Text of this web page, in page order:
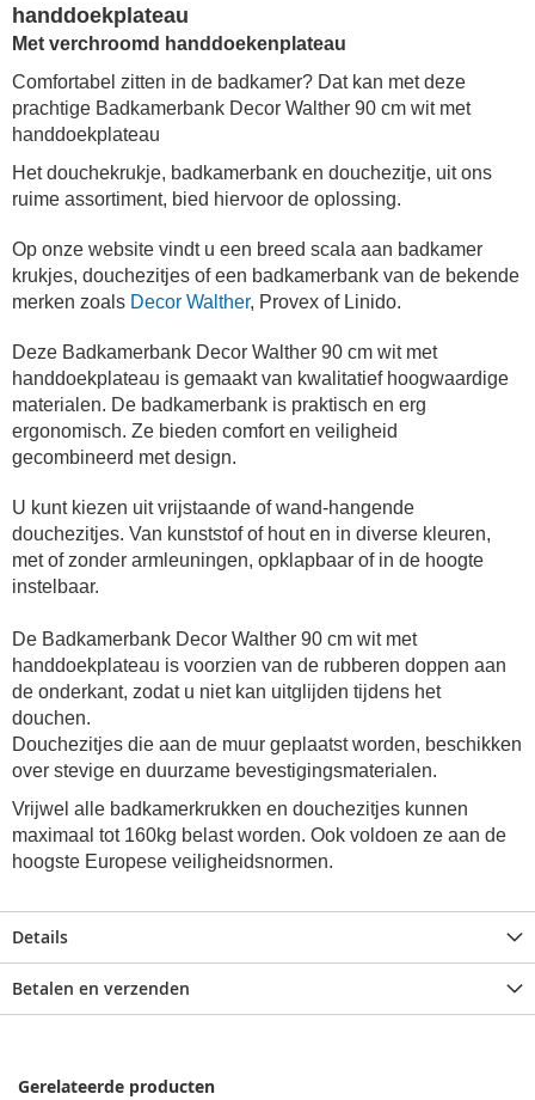
handdoekplateau
Met verchroomd handdoekenplateau
Comfortabel zitten in de badkamer? Dat kan met deze
prachtige Badkamerbank Decor Walther 90 cm wit met
handdoekplateau
Het douchekrukje, badkamerbank en douchezitje, uit ons
ruime assortiment, bied hiervoor de oplossing.
Op onze website vindt u een breed scala aan badkamer
krukjes, douchezitjes of een badkamerbank van de bekende
merken zoals Decor Walther, Provex of Linido.
Deze Badkamerbank Decor Walther 90 cm wit met
handdoekplateau is gemaakt van kwalitatief hoogwaardige
materialen. De badkamerbank is praktisch en erg
ergonomisch. Ze bieden comfort en veiligheid
gecombineerd met design.
U kunt kiezen uit vrijstaande of wand-hangende
douchezitjes. Van kunststof of hout en in diverse kleuren,
met of zonder armleuningen, opklapbaar of in de hoogte
instelbaar.
De Badkamerbank Decor Walther 90 cm wit met
handdoekplateau is voorzien van de rubberen doppen aan
de onderkant, zodat u niet kan uitglijden tijdens het
douchen.
Douchezitjes die aan de muur geplaatst worden, beschikken
over stevige en duurzame bevestigingsmaterialen.
Vrijwel alle badkamerkrukken en douchezitjes kunnen
maximaal tot 160kg belast worden. Ook voldoen ze aan de
hoogste Europese veiligheidsnormen.
Details
Betalen en verzenden
Gerelateerde producten